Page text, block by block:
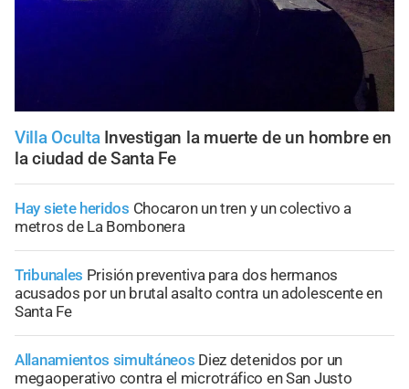
Villa Oculta Investigan la muerte de un hombre en
la ciudad de Santa Fe
Hay siete heridos Chocaron un tren y un colectivo a
metros de La Bombonera
Tribunales Prisión preventiva para dos hermanos
acusados por un brutal asalto contra un adolescente en
Santa Fe
Allanamientos simultáneos Diez detenidos por un
megaoperativo contra el microtráfico en San Justo